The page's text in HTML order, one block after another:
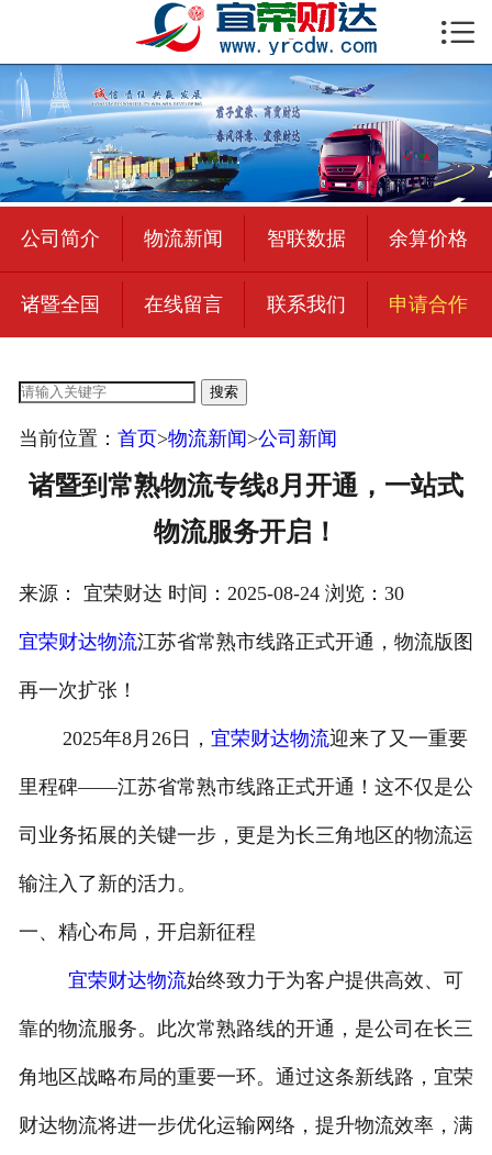
 首页
公司简介
物流新闻
绍兴至全国
合作加盟
宜荣智联
联系我们
注册
登录

公司简介 物流新闻 智联数据 余算价格
诸暨全国 在线留言 联系我们 申请合作
搜索
当前位置： 首页>物流新闻 >公司新闻
诸暨到常熟物流专线8月开通，一站式
物流服务开启！
来源： 宜荣财达 时间：2025-08-24 浏览：30
宜荣财达物流江苏省常熟市线路正式开通，物流版图
再一次扩张！
2025年8月26日， 宜荣财达物流迎来了又一重要
里程碑——江苏省常熟市线路正式开通！这不仅是公
司业务拓展的关键一步，更是为长三角地区的物流运
输注入了新的活力。
一、精心布局，开启新征程
宜荣财达物流始终致力于为客户提供高效、可
靠的物流服务。此次常熟路线的开通，是公司在长三
角地区战略布局的重要一环。通过这条新线路，宜荣
财达物流将进一步优化运输网络，提升物流效率，满